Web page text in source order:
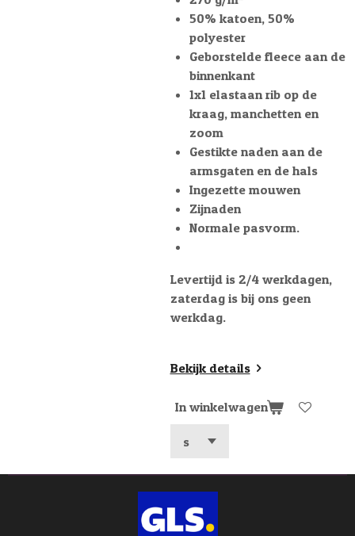
50% katoen, 50%
polyester
Geborstelde fleece aan de
binnenkant
1x1 elastaan rib op de
kraag, manchetten en
zoom
Gestikte naden aan de
armsgaten en de hals
Ingezette mouwen
Zijnaden
Normale pasvorm.
Levertijd is 2/4 werkdagen,
zaterdag is bij ons geen
werkdag.
Bekijk details
In winkelwagen